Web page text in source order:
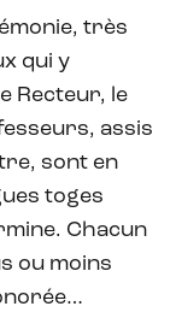
très
qui y
Recteur, le
assis
sont en
toges
Chacun
ou moins